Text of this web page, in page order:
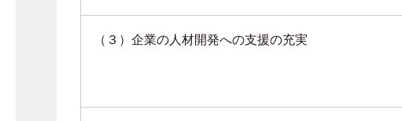
（３）企業の人材開発への支援の充実